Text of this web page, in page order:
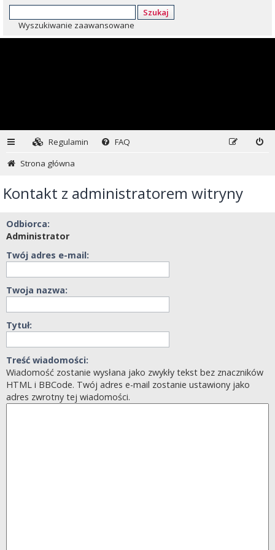
Szukaj
Wyszukiwanie zaawansowane
Regulamin
FAQ
Strona główna
Kontakt z administratorem witryny
Odbiorca:
Administrator
Twój adres e-mail:
Twoja nazwa:
Tytuł:
Treść wiadomości:
Wiadomość zostanie wysłana jako zwykły tekst bez znaczników
HTML i BBCode. Twój adres e-mail zostanie ustawiony jako
adres zwrotny tej wiadomości.